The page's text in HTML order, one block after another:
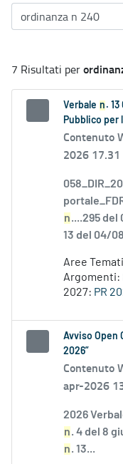
7 Risultati per
Verbale n .
Pubblico per
Contenuto
2026 17.31
n....295 del
13 del 04/
Aree
Argomenti:
2027: PR
Avviso Open
2026”
Contenuto
apr-2026
2026
n. 4 del 8
n. 13...